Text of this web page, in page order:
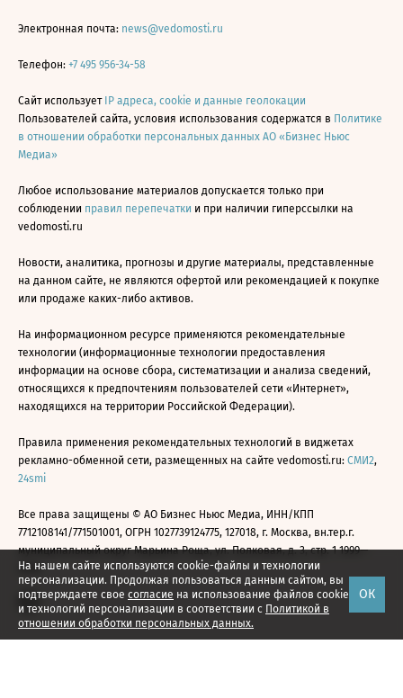
На нашем сайте используются cookie-файлы и технологии
персонализации. Продолжая пользоваться данным сайтом, вы
подтверждаете свое согласие на использование файлов cookie
и технологий персонализации в соответствии с Политикой в
отношении обработки персональных данных.
ОК
Электронная почта: news@vedomosti.ru
Телефон: +7 495 956-34-58
Сайт использует IP адреса, cookie и данные геолокации
Пользователей сайта, условия использования содержатся в Политике
в отношении обработки персональных данных АО «Бизнес Ньюс
Медиа»
Любое использование материалов допускается только при
соблюдении правил перепечатки и при наличии гиперссылки на
vedomosti.ru
Новости, аналитика, прогнозы и другие материалы, представленные
на данном сайте, не являются офертой или рекомендацией к покупке
или продаже каких-либо активов.
На информационном ресурсе применяются рекомендательные
технологии (информационные технологии предоставления
информации на основе сбора, систематизации и анализа сведений,
относящихся к предпочтениям пользователей сети «Интернет»,
находящихся на территории Российской Федерации).
Правила применения рекомендательных технологий в виджетах
рекламно-обменной сети, размещенных на сайте vedomosti.ru: СМИ2,
24smi
Все права защищены © АО Бизнес Ньюс Медиа, ИНН/КПП
7712108141/771501001, ОГРН 1027739124775, 127018, г. Москва, вн.тер.г.
муниципальный округ Марьина Роща, ул. Полковая, д. 3, стр. 1 1999—
2026